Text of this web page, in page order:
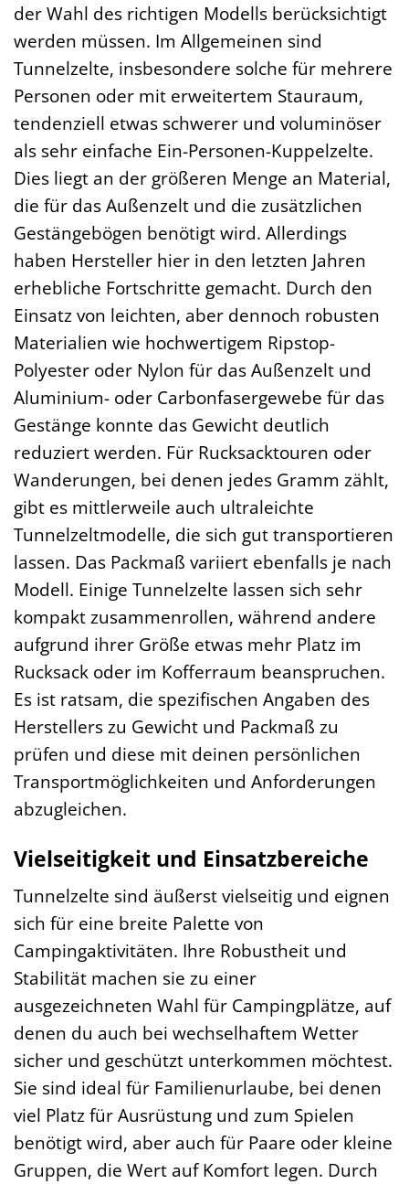
der Wahl des richtigen Modells berücksichtigt
werden müssen. Im Allgemeinen sind
Tunnelzelte, insbesondere solche für mehrere
Personen oder mit erweitertem Stauraum,
tendenziell etwas schwerer und voluminöser
als sehr einfache Ein-Personen-Kuppelzelte.
Dies liegt an der größeren Menge an Material,
die für das Außenzelt und die zusätzlichen
Gestängebögen benötigt wird. Allerdings
haben Hersteller hier in den letzten Jahren
erhebliche Fortschritte gemacht. Durch den
Einsatz von leichten, aber dennoch robusten
Materialien wie hochwertigem Ripstop-
Polyester oder Nylon für das Außenzelt und
Aluminium- oder Carbonfasergewebe für das
Gestänge konnte das Gewicht deutlich
reduziert werden. Für Rucksacktouren oder
Wanderungen, bei denen jedes Gramm zählt,
gibt es mittlerweile auch ultraleichte
Tunnelzeltmodelle, die sich gut transportieren
lassen. Das Packmaß variiert ebenfalls je nach
Modell. Einige Tunnelzelte lassen sich sehr
kompakt zusammenrollen, während andere
aufgrund ihrer Größe etwas mehr Platz im
Rucksack oder im Kofferraum beanspruchen.
Es ist ratsam, die spezifischen Angaben des
Herstellers zu Gewicht und Packmaß zu
prüfen und diese mit deinen persönlichen
Transportmöglichkeiten und Anforderungen
abzugleichen.
Vielseitigkeit und Einsatzbereiche
Tunnelzelte sind äußerst vielseitig und eignen
sich für eine breite Palette von
Campingaktivitäten. Ihre Robustheit und
Stabilität machen sie zu einer
ausgezeichneten Wahl für Campingplätze, auf
denen du auch bei wechselhaftem Wetter
sicher und geschützt unterkommen möchtest.
Sie sind ideal für Familienurlaube, bei denen
viel Platz für Ausrüstung und zum Spielen
benötigt wird, aber auch für Paare oder kleine
Gruppen, die Wert auf Komfort legen. Durch